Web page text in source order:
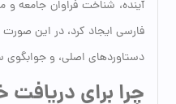
آینده، شناخت فراوان جامعه و
فارسی ایجاد کرد، در این
دستاوردهای اصلی، و جوابگوی
چرا برای